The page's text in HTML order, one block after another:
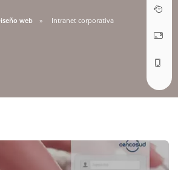
web Intranet corporativaABRIR TICKET